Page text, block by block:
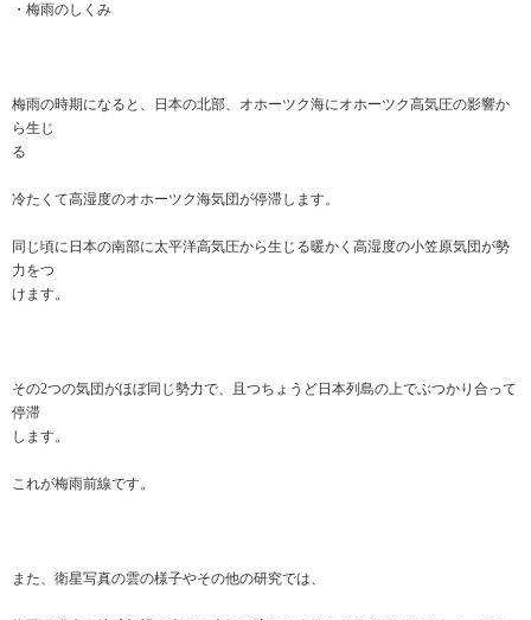
・梅雨のしくみ
梅雨の時期になると、日本の北部、オホーツク海にオホーツク高気圧の影響か
ら生じ
る
冷たくて高湿度のオホーツク海気団が停滞します。
同じ頃に日本の南部に太平洋高気圧から生じる暖かく高湿度の小笠原気団が勢
力をつ
けます。
その2つの気団がほぼ同じ勢力で、且つちょうど日本列島の上でぶつかり合って
停滞
します。
これが梅雨前線です。
また、衛星写真の雲の様子やその他の研究では、